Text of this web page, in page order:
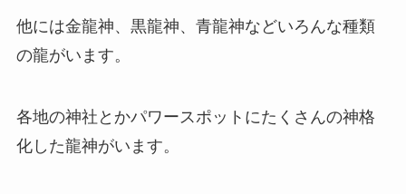
他には金龍神、黒龍神、 青龍神などいろんな種類
の龍がいます。
各地の神社とかパワースポットにたくさんの神格
化した龍神がいます。